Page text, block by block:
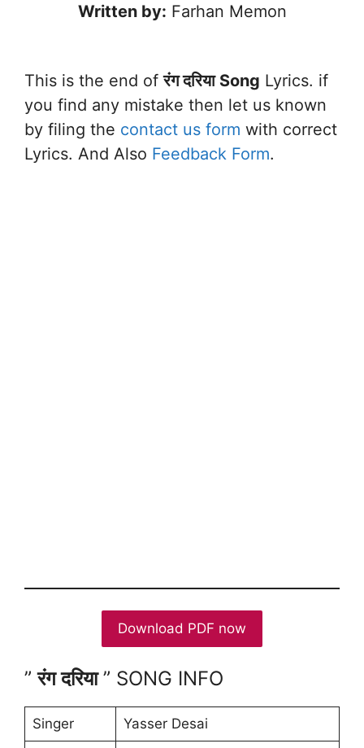
Written by: Farhan Memon
This is the end ofरंग दरिया Song Lyrics. if
you find any mistake then let us known
by filing the contact us form with correct
Lyrics. And Also Feedback Form.
Download PDF now
”रंग दरिया” SONG INFO
Singer Yasser Desai